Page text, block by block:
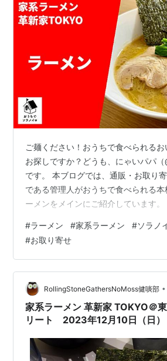
ご麺ください！おうちで食べられる
お探しですか？どうも、にゃいパパ（
です。 本ブログでは、通販・お取り
である管理人がおうちで食べられる
ーメンをメインにご紹介しています。
うちでソラノイロ』より『家系ラーメ
の「ラーメン」をいただきます！ 公
ラノイロ』は東京都千代田区に本店
でも気軽にラーメン屋に入れるよう
2011年に創業し、ミシュランガイドの
年連続掲載される…
#ラーメン #家系ラーメン #ソラノ
#お取り寄せ
RollingStoneGathersNoMoss健啖部 •
家系ラーメン 革新家 TOKYO＠
リート 2023年12月10日（日）